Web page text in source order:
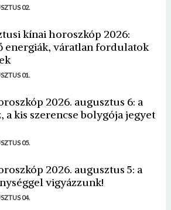
02.
kínai horoszkóp 2026:
energiák, váratlan fordulatok
01.
2026. augusztus 6: a
a kis szerencse bolygója jegyet
05.
2026. augusztus 5: a
vigyázzunk!
04.